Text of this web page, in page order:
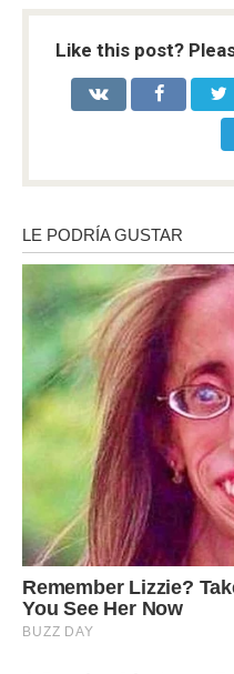
Like this post?